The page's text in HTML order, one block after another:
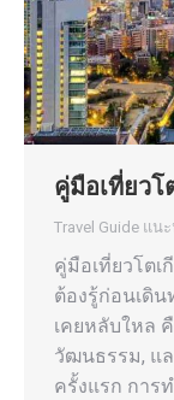
คู่มือเที่ยวโ
Travel Guide แน
คู่มือเที่ยวโต
ต้องรู้ก่อนเดิ
เคยหลับใหล
วัฒนธรรม, แ
ครั้งแรก การ